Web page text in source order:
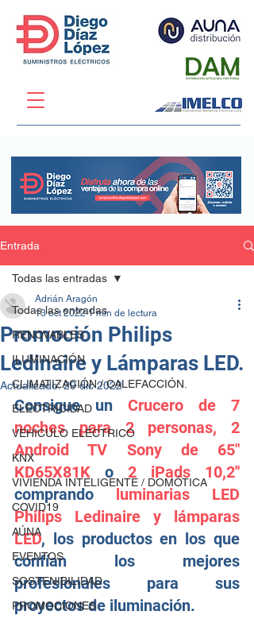
Entrada
Todas las entradas
RENOVABLES
ILUMINACIÓN
CLIMATIZACIÓN / CALEFACCIÓN.
ELECTRICIDAD
VEHICULO ELÉCTRICO
KNX
VIVIENDA INTELIGENTE / DOMÓTICA
COVID19
AÚNA
EVENTOS
SOSTENIBILIDAD
PROMOCIONES
Todas las entradas
Promoción Philips
Ledinaire y Lámparas LED.
Adrián Aragón
13 oct 2022 1 min de lectura
Actualizado:29 dic 2022
Consigue un Crucero de 7
noches para 2 personas, 2
Android TV Sony de 65"
KD65X81K o 2 iPads 10,2''
comprando luminarias LED
Philips Ledinaire y lámparas
LED, los productos en los que
confían los mejores
profesionales para sus
proyectos de iluminación.